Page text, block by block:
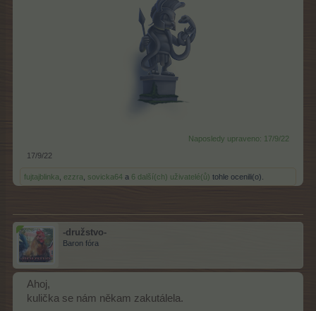
Naposledy upraveno: 17/9/22
17/9/22
fujtajblinka, ezzra, sovicka64 a 6 další(ch) uživatelé(ů) tohle ocenili(o).
-družstvo-
Baron fóra
Ahoj,
kulička se nám někam zakutálela.